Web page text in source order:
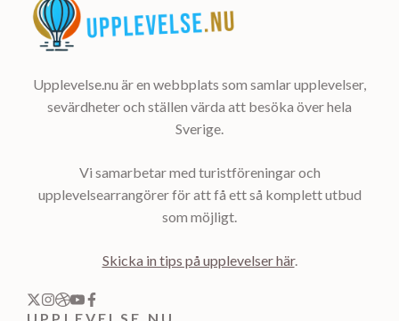
Upplevelse.nu är en webbplats som samlar upplevelser,
sevärdheter och ställen värda att besöka över hela
Sverige.
Vi samarbetar med turistföreningar och
upplevelsearrangörer för att få ett så komplett utbud
som möjligt.
Skicka in tips på upplevelser här.